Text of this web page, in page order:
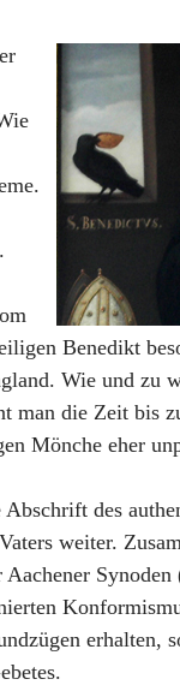
Benedikt
Wie und zu
man die Zeit bis
Mönche eher
des
weiter.
erhalten,